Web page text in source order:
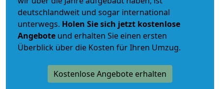
deutschlandweit und sogar international
unterwegs. Holen Sie sich jetzt kostenlose
Angebote und erhalten Sie einen ersten
Überblick über die Kosten für Ihren Umzug.
Kostenlose Angebote erhalten